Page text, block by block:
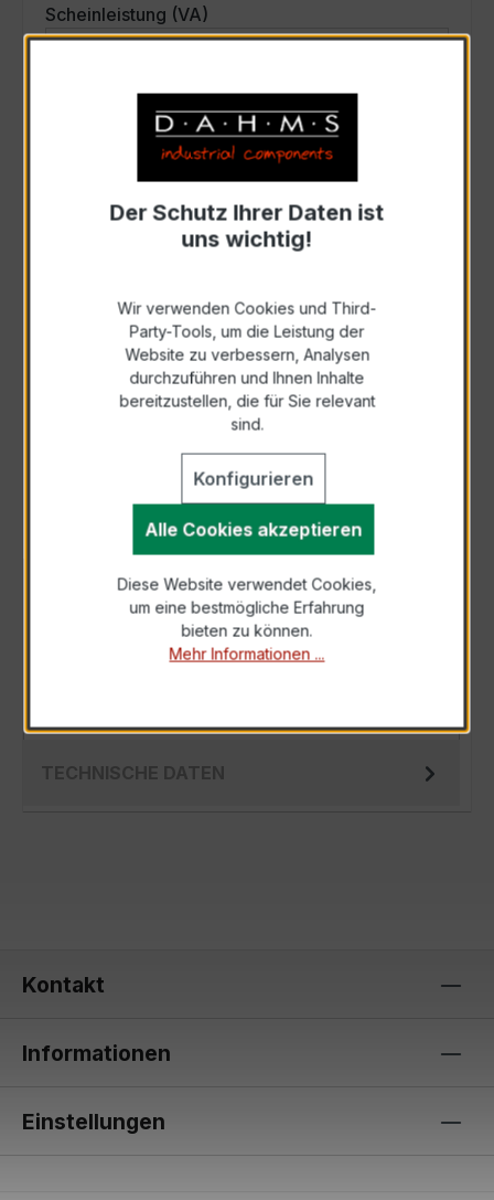
Scheinleistung (VA)
Anfrage schriftlich
Zur Sammelanfrage hinzufügen
Anfrage telefonisch
Als PDF exportieren
BESCHREIBUNG
Der EWSK 31.5 100/1A 2,5VA Kl.0,2 ist ein
kompakter, hochpräziser Niederspannungs-
TECHNISCHE DATEN
Kontakt
Informationen
Einstellungen
Der Schutz Ihrer Daten ist
uns wichtig!
Wir verwenden Cookies und Third-
Party-Tools, um die Leistung der
Website zu verbessern, Analysen
durchzuführen und Ihnen Inhalte
bereitzustellen, die für Sie relevant
sind.
Konfigurieren
Alle Cookies akzeptieren
Diese Website verwendet Cookies,
um eine bestmögliche Erfahrung
bieten zu können.
Mehr Informationen ...